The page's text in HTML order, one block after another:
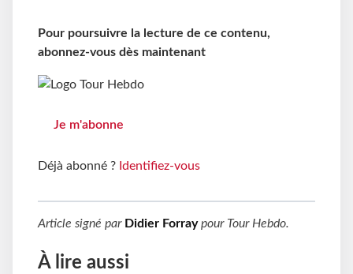
Pour poursuivre la lecture de ce contenu,
abonnez-vous dès maintenant
Je m'abonne
Déjà abonné ? Identifiez-vous
Article signé par Didier Forraypour Tour Hebdo.
À lire aussi